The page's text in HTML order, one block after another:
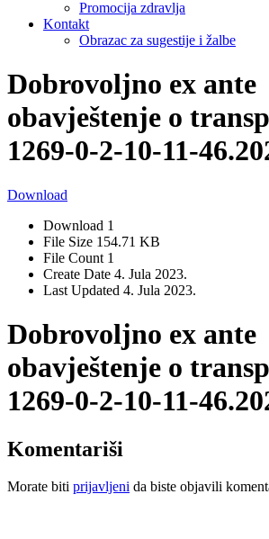
Promocija zdravlja
Kontakt
Obrazac za sugestije i žalbe
Dobrovoljno ex ante
obavještenje o
1269-0-2-10-11-
Download
Download 1
File Size 154.71 KB
File Count 1
Create Date 4. Jula 2023.
Last Updated 4. Jula 2023.
Dobrovoljno ex ante
obavještenje o
1269-0-2-10-11-
Komentariši
Morate biti prijavljeni da biste objavili